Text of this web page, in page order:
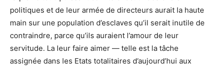
politiques et de leur armée de directeurs aurait la haute
main sur une population d’esclaves qu’il serait inutile de
contraindre, parce qu’ils auraient l’amour de leur
servitude. La leur faire aimer — telle est la tâche
assignée dans les Etats totalitaires d’aujourd’hui aux